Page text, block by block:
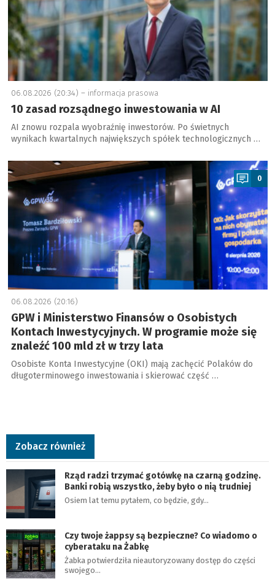
06.08.2026 (20:34) – informacja prasowa
10 zasad rozsądnego inwestowania w AI
AI znowu rozpala wyobraźnię inwestorów. Po świetnych
wynikach kwartalnych największych spółek technologicznych …
a
0
06.08.2026 (20:16)
GPW i Ministerstwo Finansów o Osobistych
Kontach Inwestycyjnych. W programie może się
znaleźć 100 mld zł w trzy lata
Osobiste Konta Inwestycyjne (OKI) mają zachęcić Polaków do
długoterminowego inwestowania i skierować część …
Zobacz również
Rząd radzi trzymać gotówkę na czarną godzinę.
Banki robią wszystko, żeby było o nią trudniej
Osiem lat temu pytałem, co będzie, gdy…
Czy twoje żappsy są bezpieczne? Co wiadomo o
cyberataku na Żabkę
Żabka potwierdziła nieautoryzowany dostęp do części
swojego…